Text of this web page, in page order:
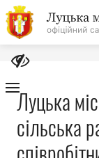
На
головну
Луцька
сільська